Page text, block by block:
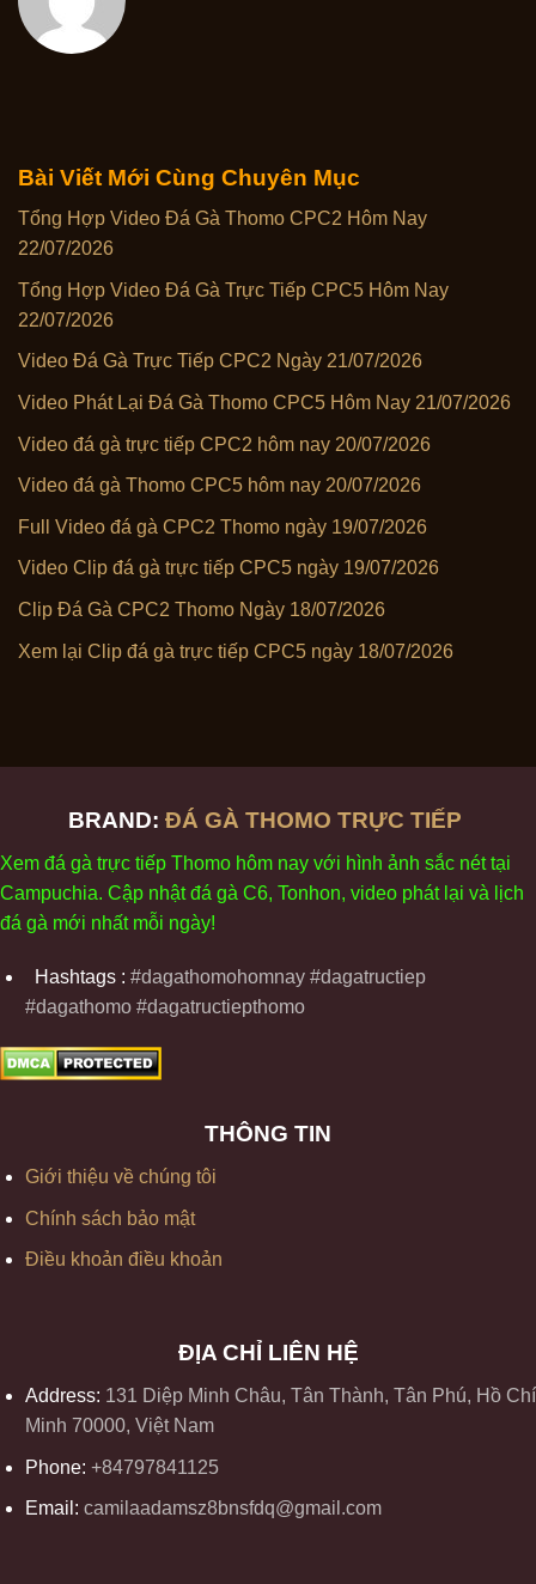
Bài Viết Mới Cùng Chuyên Mục
Tổng Hợp Video Đá Gà Thomo CPC2 Hôm Nay
22/07/2026
Tổng Hợp Video Đá Gà Trực Tiếp CPC5 Hôm Nay
22/07/2026
Video Đá Gà Trực Tiếp CPC2 Ngày 21/07/2026
Video Phát Lại Đá Gà Thomo CPC5 Hôm Nay 21/07/2026
Video đá gà trực tiếp CPC2 hôm nay 20/07/2026
Video đá gà Thomo CPC5 hôm nay 20/07/2026
Full Video đá gà CPC2 Thomo ngày 19/07/2026
Video Clip đá gà trực tiếp CPC5 ngày 19/07/2026
Clip Đá Gà CPC2 Thomo Ngày 18/07/2026
Xem lại Clip đá gà trực tiếp CPC5 ngày 18/07/2026
BRAND: ĐÁ GÀ THOMO TRỰC TIẾP
Xem đá gà trực tiếp Thomo hôm nay với hình ảnh sắc néttại
Campuchia. Cập nhậtđá gà C6, Tonhon, video phátl ại và ịch
đá gà mới nhất mỗi ngày!
Hashtags : #dagathomohomnay #dagatructiep
#dagathomo #dagatructiepthomo
THÔNG TIN
Giới thiệu về chúng tôi
Chính sách bảo mật
Điều khoản điều khoản
ĐỊA CHỈ LIÊN HỆ
Address: 131 Diệp Minh Châu, Tân Thành, Tân Phú, Hồ Chí
Minh 70000, Việt Nam
Phone: +84797841125
Email: camilaadamsz8bnsfdq@gmail.com